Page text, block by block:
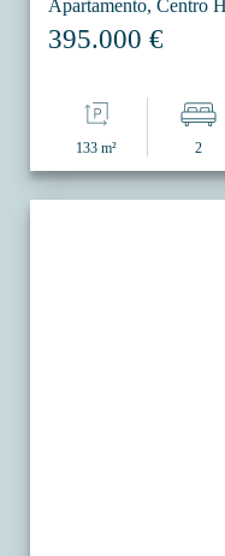
Apartamento, Centro
395.000 €
133 m² 2